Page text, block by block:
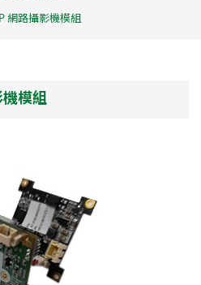
網路攝影機模組
機模組